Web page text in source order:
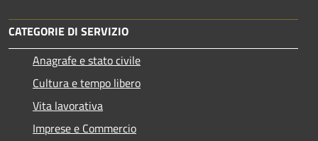
CATEGORIE DI SERVIZIO
Anagrafe e stato civile
Cultura e tempo libero
Vita lavorativa
Imprese e Commercio